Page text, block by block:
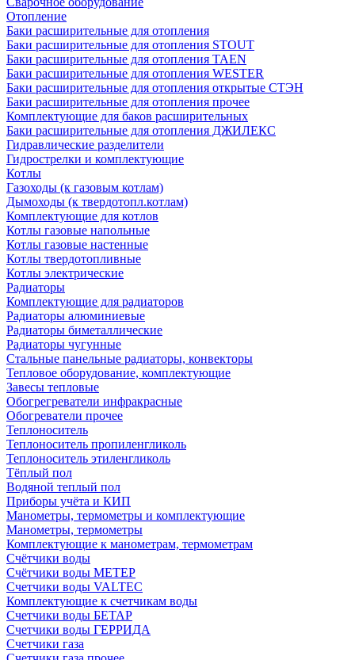
Отопление
Баки расширительные для отопления
Баки расширительные для отопления STOUT
Баки расширительные для отопления TAEN
Баки расширительные для отопления WESTER
Баки расширительные для отопления открытые СТЭН
Баки расширительные для отопления прочее
Комплектующие для баков расширительных
Баки расширительные для отопления ДЖИЛЕКС
Гидравлические разделители
Гидрострелки и комплектующие
Котлы
Газоходы (к газовым котлам)
Дымоходы (к твердотопл.котлам)
Комплектующие для котлов
Котлы газовые напольные
Котлы газовые настенные
Котлы твердотопливные
Котлы электрические
Радиаторы
Комплектующие для радиаторов
Радиаторы алюминиевые
Радиаторы биметаллические
Радиаторы чугунные
Стальные панельные радиаторы, конвекторы
Тепловое оборудование, комплектующие
Завесы тепловые
Обогрегреватели инфракрасные
Обогреватели прочее
Теплоноситель
Теплоноситель пропиленгликоль
Теплоноситель этиленгликоль
Тёплый пол
Водяной теплый пол
Приборы учёта и КИП
Манометры, термометры и комплектующие
Манометры, термометры
Комплектующие к манометрам, термометрам
Счётчики воды
Счётчики воды МЕТЕР
Счетчики воды VALTEC
Комплектующие к счетчикам воды
Счетчики воды БЕТАР
Счетчики воды ГЕРРИДА
Счетчики газа